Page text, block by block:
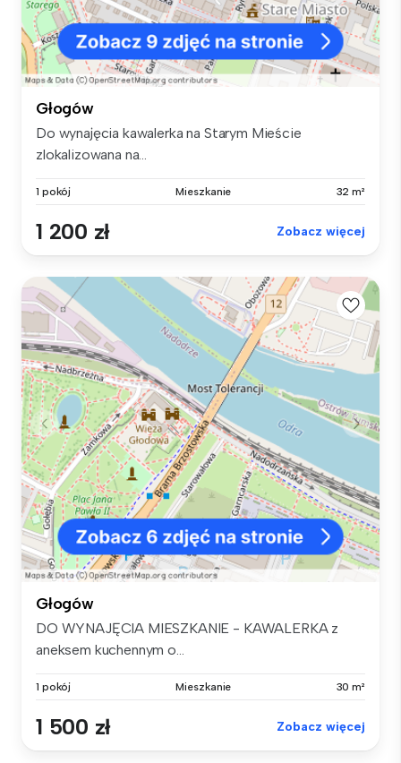
Głogów
Do wynajęcia kawalerka na Starym Mieście
zlokalizowana na...
1 pokój Mieszkanie 32 m²
1 200 zł Zobacz więcej
Głogów
DO WYNAJĘCIA MIESZKANIE - KAWALERKA z
aneksem kuchennym o...
1 pokój Mieszkanie 30 m²
1 500 zł Zobacz więcej